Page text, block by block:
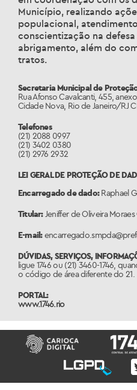
Município, realizando
populacional,
conscientização na
abrigamento, além do
tratos.
Secretaria Municipal de
Rua Afonso Cavalcanti, 455,
Cidade Nova, Rio de Janeiro/RJ
Telefones
(21) 2088 0997
(21) 3402 0380
(21) 2976 2932
LEI GERAL DE PROTEÇÃO DE
Encarregado de dado:Raphael
Titular: Jeniffer de Oliveira
E-mail:
DÚVIDAS, SERVIÇOS,
ligue 1746 ou (21) 3460-1746,
o código de área diferente do 21.
PORTAL:
www.1746.rio